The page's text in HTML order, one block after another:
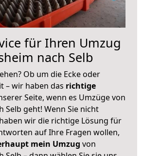
für Ihren Umzug
nach Selb
Ob um die Ecke oder
– wir haben das richtige
Seite, wenn es Umzüge von
Selb geht! Wenn Sie nicht
wir die richtige Lösung für
auf Ihre Fragen wollen,
mein Umzug von